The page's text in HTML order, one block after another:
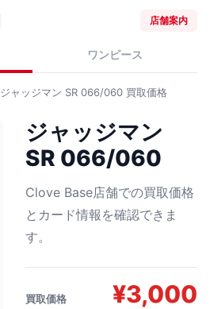
店舗案内
ワンピース
ジャッジマン SR 066/060 買取価格
ジャッジマン
SR 066/060
Clove Base店舗での買取価格
とカード情報を確認できま
す。
買取価格 ¥3,000